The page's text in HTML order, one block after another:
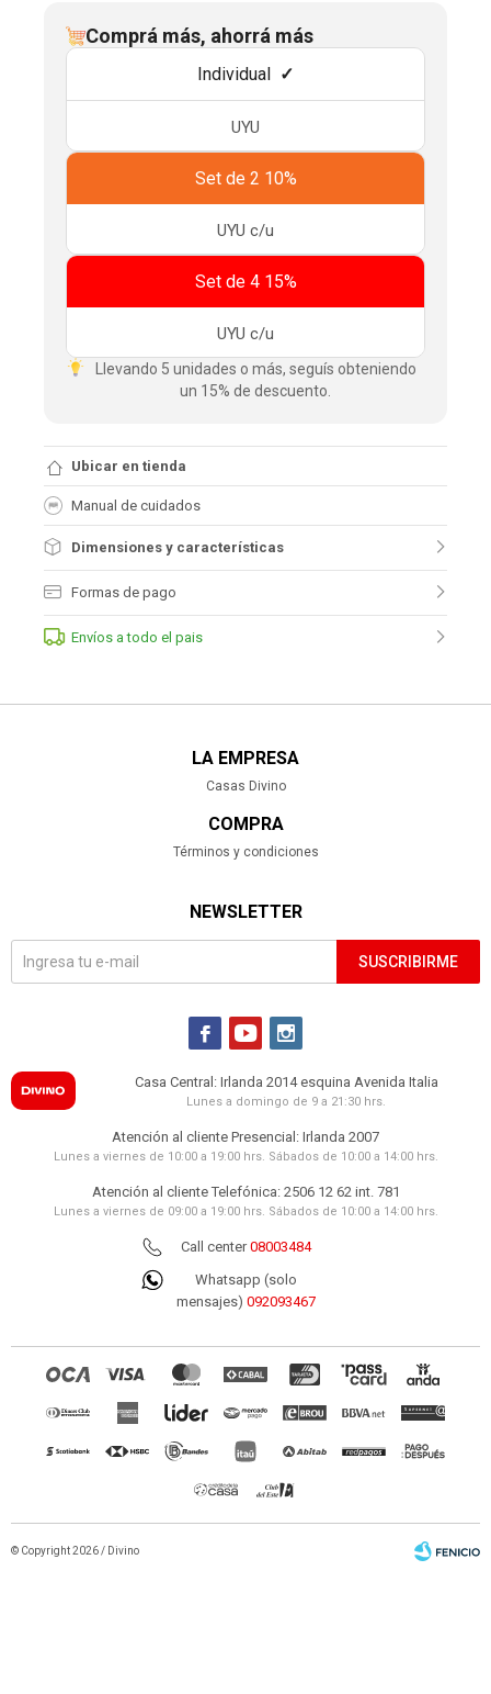
Comprá más, ahorrá más
Individual
UYU
Set de 2 10%
UYU c/u
Set de 4 15%
UYU c/u
Llevando 5 unidades o más, seguís obteniendo
un 15% de descuento.
Ubicar en tienda
Manual de cuidados
Dimensiones y características
Formas de pago
Envíos a todo el pais
LA EMPRESA
Casas Divino
COMPRA
Términos y condiciones
NEWSLETTER
SUSCRIBIRME
  
Casa Central: Irlanda 2014 esquina Avenida Italia
Lunes a domingo de 9 a 21:30 hrs.
Atención al cliente Presencial: Irlanda 2007
Lunes a viernes de 10:00 a 19:00 hrs. Sábados de 10:00 a 14:00 hrs.
Atención al cliente Telefónica: 2506 12 62 int. 781
Lunes a viernes de 09:00 a 19:00 hrs. Sábados de 10:00 a 14:00 hrs.
Call center08003484
Whatsapp (solo
mensajes) 092093467
© Copyright 2026 / Divino